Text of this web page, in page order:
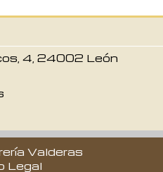
4, 24002 León
Valderas
Legal